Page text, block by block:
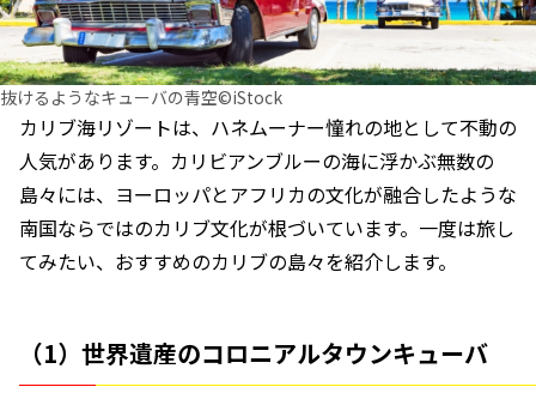
抜けるようなキューバの青空©iStock
カリブ海リゾートは、ハネムーナー憧れの地として不動の
人気があります。カリビアンブルーの海に浮かぶ無数の
島々には、ヨーロッパとアフリカの文化が融合したような
南国ならではのカリブ文化が根づいています。一度は旅し
てみたい、おすすめのカリブの島々を紹介します。
（1）世界遺産のコロニアルタウンキューバ